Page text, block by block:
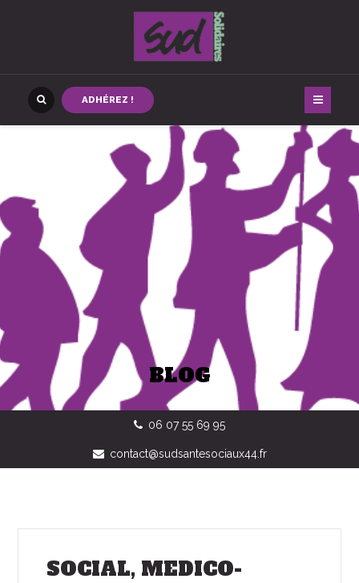
ADHÉREZ !
BLOG
06 07 55 69 95
contact@sudsantesociaux44.fr
SOCIAL, MEDICO-